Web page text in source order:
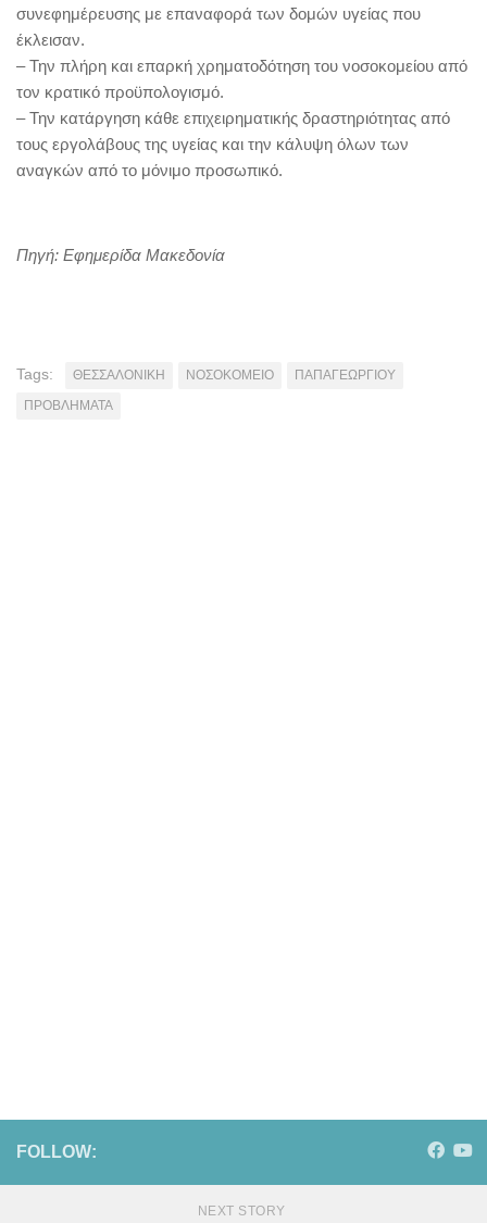
συνεφημέρευσης με επαναφορά των δομών υγείας που
έκλεισαν.
– Την πλήρη και επαρκή χρηματοδότηση του νοσοκομείου από
τον κρατικό προϋπολογισμό.
– Την κατάργηση κάθε επιχειρηματικής δραστηριότητας από
τους εργολάβους της υγείας και την κάλυψη όλων των
αναγκών από το μόνιμο προσωπικό.
Πηγή: Εφημερίδα Μακεδονία
Tags: ΘΕΣΣΑΛΟΝΙΚΗ ΝΟΣΟΚΟΜΕΙΟ
ΠΑΠΑΓΕΩΡΓΙΟΥ
ΠΡΟΒΛΗΜΑΤΑ
FOLLOW:
NEXT STORY